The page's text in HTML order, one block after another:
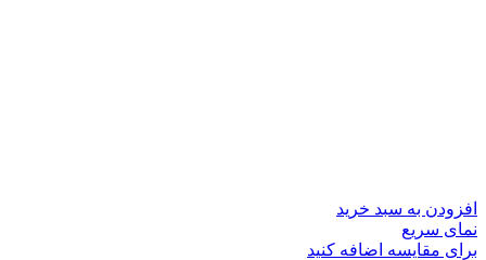
افزودن به سبد خرید
نمای سریع
برای مقایسه اضافه کنید